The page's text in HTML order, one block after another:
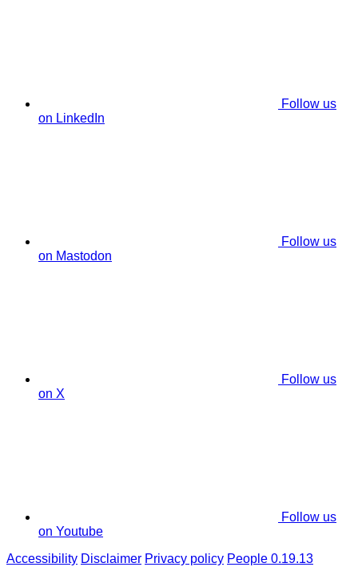
Follow us
on LinkedIn
Follow us
on Mastodon
Follow us
on X
Follow us
on Youtube
Accessibility Disclaimer Privacy policy People 0.19.13